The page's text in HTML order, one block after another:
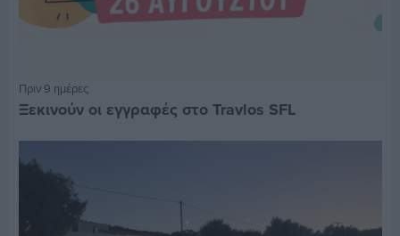
Πριν 9 ημέρες
Ξεκινούν οι εγγραφές στο Travlos SFL